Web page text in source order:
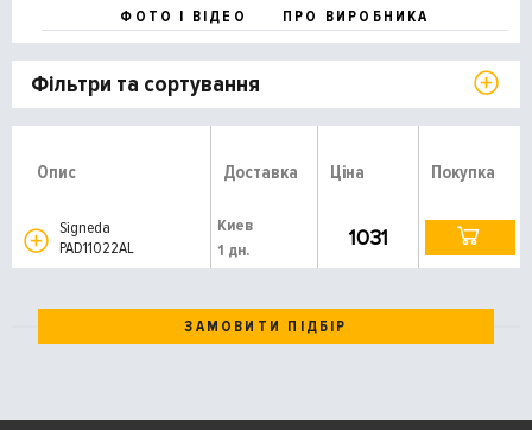
ФОТО І ВІДЕО
ПРО ВИРОБНИКА
Фільтри та сортування
Опис Доставка Ціна Покупка
Signeda
PAD11022AL
Киев
1 дн.
1031
ЗАМОВИТИ ПІДБІР